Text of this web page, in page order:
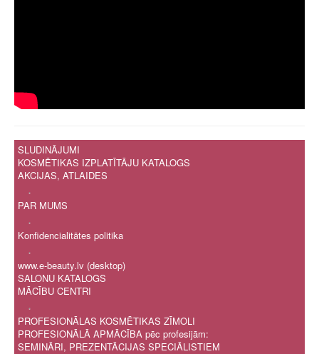
SLUDINĀJUMI
KOSMĒTIKAS IZPLATĪTĀJU KATALOGS
AKCIJAS, ATLAIDES
.
PAR MUMS
.
Konfidencialitātes politika
.
www.e-beauty.lv (desktop)
SALONU KATALOGS
MĀCĪBU CENTRI
.
PROFESIONĀLAS KOSMĒTIKAS ZĪMOLI
PROFESIONĀLĀ APMĀCĪBA pēc profesijām:
SEMINĀRI, PREZENTĀCIJAS SPECIĀLISTIEM